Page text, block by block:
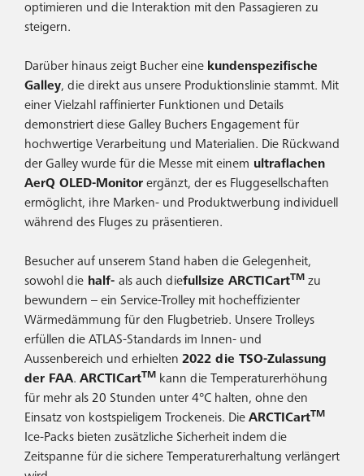
optimieren und die Interaktion mit den Passagieren zu
steigern.
Darüber hinaus zeigt Bucher eine kundenspezifische
Galley, die direkt aus unsere Produktionslinie stammt. Mit
einer Vielzahl raffinierter Funktionen und Details
demonstriert diese Galley Buchers Engagement für
hochwertige Verarbeitung und Materialien. Die Rückwand
der Galley wurde für die Messe mit einem ultraflachen
AerQ OLED-Monitor ergänzt, der es Fluggesellschaften
ermöglicht, ihre Marken- und Produktwerbung individuell
während des Fluges zu präsentieren.
Besucher auf unserem Stand haben die Gelegenheit,
sowohl die half- als auch diefullsize ARCTICartTM zu
bewundern – ein Service-Trolley mit hocheffizienter
Wärmedämmung für den Flugbetrieb. Unsere Trolleys
erfüllen die ATLAS-Standards im Innen- und
Aussenbereich und erhielten 2022 die TSO-Zulassung
der FAA. ARCTICartTM
kann die Temperaturerhöhung
für mehr als 20 Stunden unter 4°C halten, ohne den
Einsatz von kostspieligem Trockeneis. Die ARCTICartTM
Ice-Packs bieten zusätzliche Sicherheit indem die
Zeitspanne für die sichere Temperaturerhaltung verlängert